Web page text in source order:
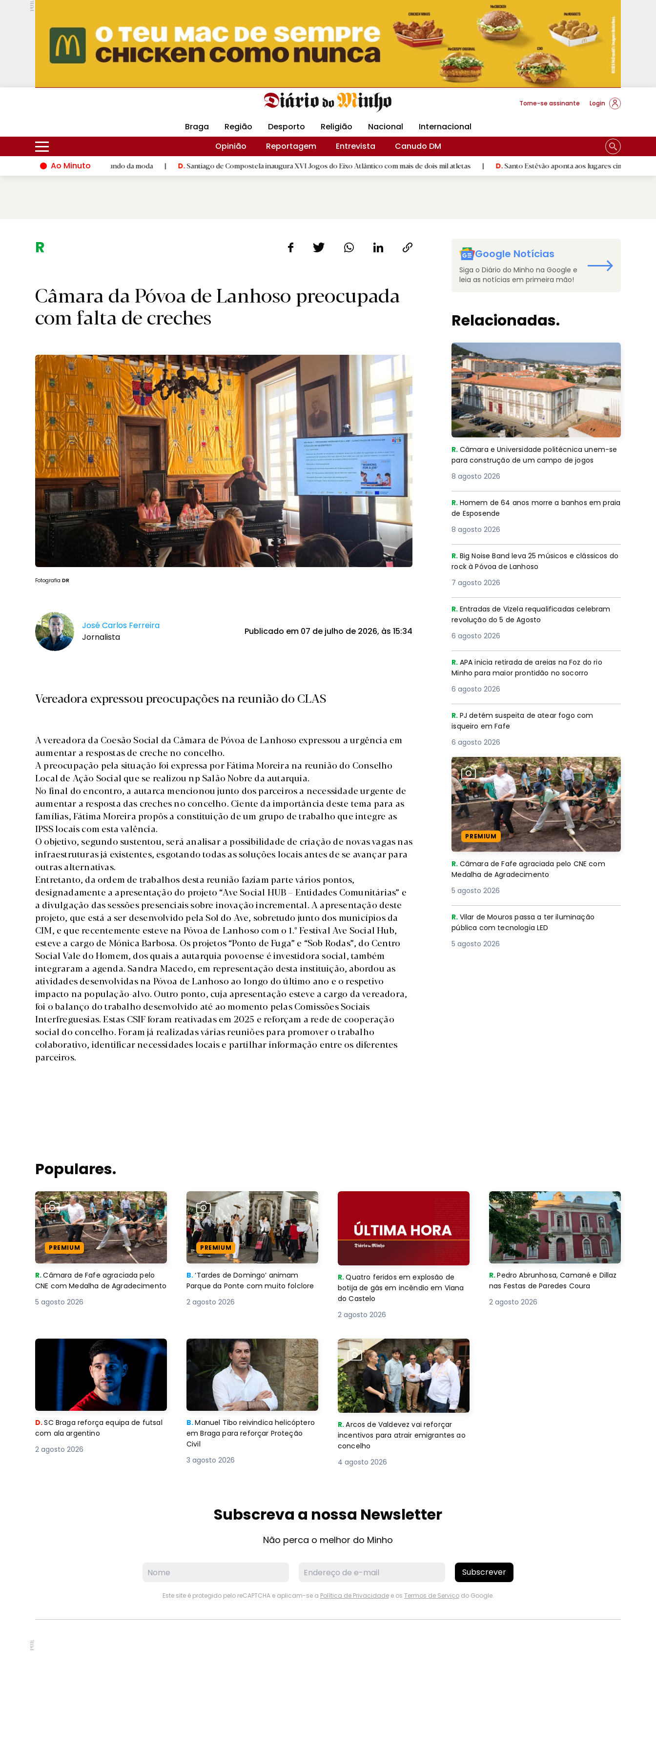
PUB.
Hoje 16ºC 28ºC DMtv Revista Minha Gráfica DM Livraria DM Arquidiocese Braga
Torne-se assinante Login
Braga Região Desporto Religião Nacional
Internacional
Opinião
Reportagem Entrevista
Canudo DM
Ao Minuto
e à inovação do mundo da moda | D.Santiago de Compostela inaugura XVI Jogos do Eixo Atlântico com mais de dois mil atletas | D.Santo Estêvão aponta aos lugares cimeiros da Honra
Região.
Câmara da Póvoa de Lanhoso preocupada
com falta de creches
Fotografia DR
José Carlos Ferreira
Jornalista
Publicado em 07 de julho de 2026, às 15:34
Vereadora expressou preocupações na reunião do CLAS
A vereadora da Coesão Social da Câmara de Póvoa de Lanhoso expressou a urgência em
aumentar a respostas de creche no concelho.
A preocupação pela situação foi expressa por Fátima Moreira na reunião do Conselho
Local de Ação Social que se realizou np Salão Nobre da autarquia.
No final do encontro, a autarca mencionou junto dos parceiros a necessidade urgente de
aumentar a resposta das creches no concelho. Ciente da importância deste tema para as
famílias, Fátima Moreira propôs a constituição de um grupo de trabalho que integre as
IPSS locais com esta valência.
O objetivo, segundo sustentou, será analisar a possibilidade de criação de novas vagas nas
infraestruturas já existentes, esgotando todas as soluções locais antes de se avançar para
outras alternativas.
Entretanto, da ordem de trabalhos desta reunião faziam parte vários pontos,
designadamente a apresentação do projeto “Ave Social HUB – Entidades Comunitárias” e
a divulgação das sessões presenciais sobre inovação incremental. A apresentação deste
projeto, que está a ser desenvolvido pela Sol do Ave, sobretudo junto dos municípios da
CIM, e que recentemente esteve na Póvoa de Lanhoso com o 1.º Festival Ave Social Hub,
esteve a cargo de Mónica Barbosa. Os projetos “Ponto de Fuga” e “Sob Rodas”, do Centro
Social Vale do Homem, dos quais a autarquia povoense é investidora social, também
integraram a agenda. Sandra Macedo, em representação desta instituição, abordou as
atividades desenvolvidas na Póvoa de Lanhoso ao longo do último ano e o respetivo
impacto na população-alvo. Outro ponto, cuja apresentação esteve a cargo da vereadora,
foi o balanço do trabalho desenvolvido até ao momento pelas Comissões Sociais
Interfreguesias. Estas CSIF foram reativadas em 2025 e reforçam a rede de cooperação
social do concelho. Foram já realizadas várias reuniões para promover o trabalho
colaborativo, identificar necessidades locais e partilhar informação entre os diferentes
parceiros.
Google Notícias
Siga o Diário do Minho na Google e
leia as notícias em primeira mão!
Relacionadas.
R. Câmara e Universidade politécnica unem-se
para construção de um campo de jogos
8 agosto 2026
R. Homem de 64 anos morre a banhos em praia
de Esposende
8 agosto 2026
R. Big Noise Band leva 25 músicos e clássicos do
rock à Póvoa de Lanhoso
7 agosto 2026
R. Entradas de Vizela requalificadas celebram
revolução do 5 de Agosto
6 agosto 2026
R. APA inicia retirada de areias na Foz do rio
Minho para maior prontidão no socorro
6 agosto 2026
R. PJ detém suspeita de atear fogo com
isqueiro em Fafe
6 agosto 2026
PREMIUM
R. Câmara de Fafe agraciada pelo CNE com
Medalha de Agradecimento
5 agosto 2026
R. Vilar de Mouros passa a ter iluminação
pública com tecnologia LED
5 agosto 2026
Populares.
PREMIUM
R.Câmara de Fafe agraciada pelo
CNE com Medalha de Agradecimento
5 agosto 2026
PREMIUM
B.‘Tardes de Domingo’ animam
Parque da Ponte com muito folclore
2 agosto 2026
R.Quatro feridos em explosão de
botija de gás em incêndio em Viana
do Castelo
2 agosto 2026
R.Pedro Abrunhosa, Camané e Dillaz
nas Festas de Paredes Coura
2 agosto 2026
D.SC Braga reforça equipa de futsal
com ala argentino
2 agosto 2026
B.Manuel Tibo reivindica helicóptero
em Braga para reforçar Proteção
Civil
3 agosto 2026
R.Arcos de Valdevez vai reforçar
incentivos para atrair emigrantes ao
concelho
4 agosto 2026
Subscreva a nossa Newsletter
Não perca o melhor do Minho
Subscrever
Este site é protegido pelo reCAPTCHA e aplicam-se a Política de Privacidadee os Termos de Serviçodo Google.
PUB.